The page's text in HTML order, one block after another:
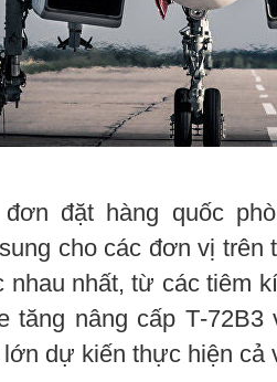
đơn đặt hàng quốc
cho các đơn vị
nhau nhất, từ các tiêm
tăng nâng cấp Т-
dự kiến thực hiện cả